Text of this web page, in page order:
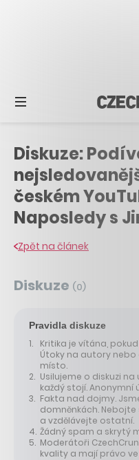
Diskuze:
českém
Naposledy s
Zpět na článek
Diskuze (0)
Pravidla diskuze
Kritika je vítána,
Útoky na autory
místo.
Usilujeme o diskuzi
každý stojí.
Fakta nad dojmy.
domněnkách.
a vzdělávejte ostatní.
Žádný spam a skrytý
Moderátoři
kvality a mají právo